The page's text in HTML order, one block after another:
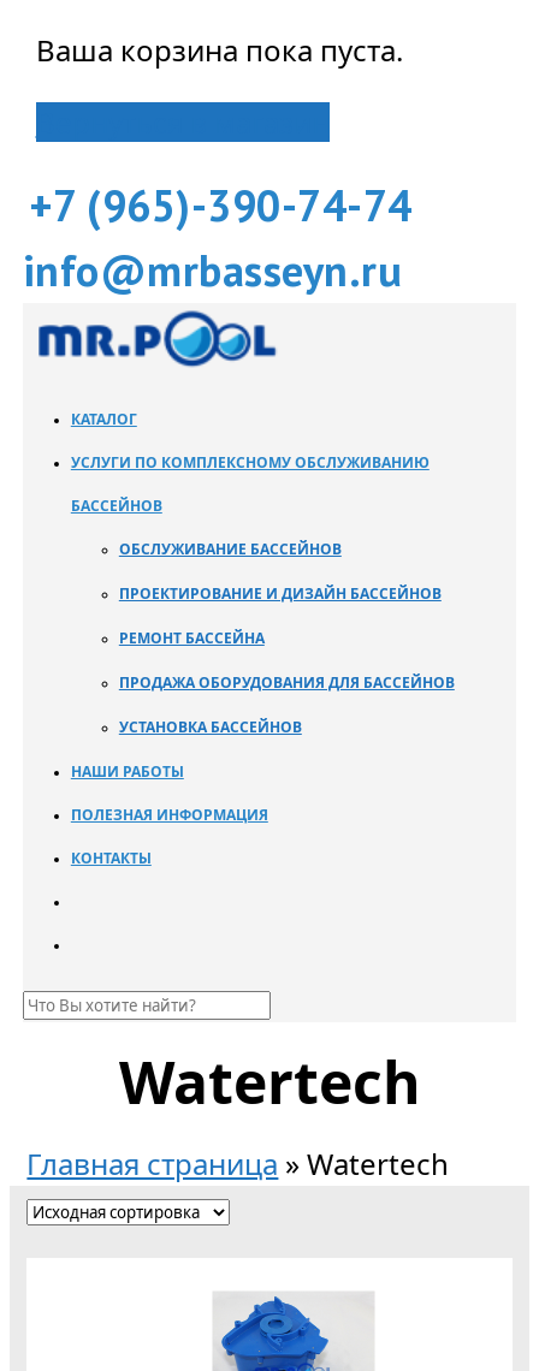
Ваша корзина пока пуста.
+7 (965)-390-74-74
info@mrbasseyn.ru
КАТАЛОГ
УСЛУГИ ПО КОМПЛЕКСНОМУ ОБСЛУЖИВАНИЮ
БАССЕЙНОВ
ОБСЛУЖИВАНИЕ БАССЕЙНОВ
ПРОЕКТИРОВАНИЕ И ДИЗАЙН БАССЕЙНОВ
РЕМОНТ БАССЕЙНА
ПРОДАЖА ОБОРУДОВАНИЯ ДЛЯ БАССЕЙНОВ
УСТАНОВКА БАССЕЙНОВ
НАШИ РАБОТЫ
ПОЛЕЗНАЯ ИНФОРМАЦИЯ
КОНТАКТЫ
Watertech
Главная страница »Watertech